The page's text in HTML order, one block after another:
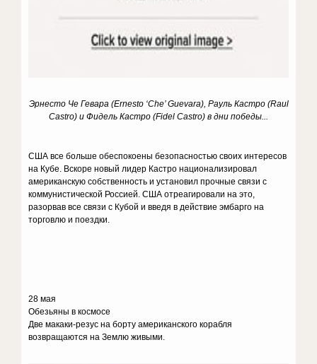
Эрнесто Че Гевара (Ernesto ‘Che’ Guevara), Рауль Кастро (Raul
Castro) и Фидель Кастро (Fidel Castro) в дни победы...
США все больше обеспокоены безопасностью своих интересов
на Кубе. Вскоре новый лидер Кастро национализировал
американскую собственность и установил прочные связи с
коммунистической Россией. США отреагировали на это,
разорвав все связи с Кубой и введя в действие эмбарго на
торговлю и поездки.
28 мая
Обезьяны в космосе
Две макаки-резус на борту американского корабля
возвращаются на Землю живыми.